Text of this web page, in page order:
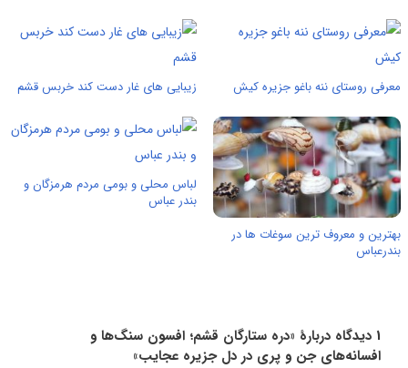
معرفی روستای ننه باغو جزیره کیش زیبایی های غار دست کند خربس قشم
بهترین و معروف ترین سوغات ها در
بندرعباس
لباس محلی و بومی مردم هرمزگان و
بندر عباس
1 دیدگاه دربارهٔ «دره ستارگان قشم؛ افسون سنگ‌ها و
افسانه‌های جن و پری در دل جزیره عجایب»